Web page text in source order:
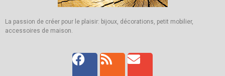
La passion de créer pour le plaisir: bijoux, décorations, petit mobilier,
accessoires de maison.